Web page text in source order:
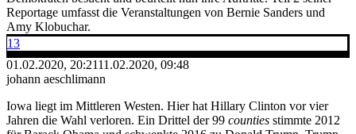
Reportage umfasst die Veranstaltungen von Bernie Sanders und
Amy Klobuchar.
13
01.02.2020, 20:2111.02.2020, 09:48
johann aeschlimann
Iowa liegt im Mittleren Westen. Hier hat Hillary Clinton vor vier
Jahren die Wahl verloren. Ein Drittel der 99 counties stimmte 2012